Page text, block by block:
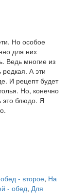
Но особое
для них
Ведь многие из
А эти
И рецепт будет
Но, конечно
блюдо. Я
- второе, На
- обед, Для